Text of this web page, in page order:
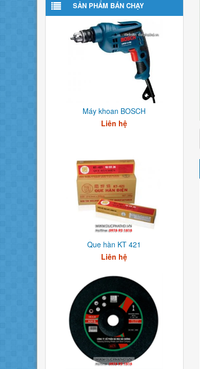
SẢN PHẨM BÁN CHẠY
Máy khoan BOSCH
Liên hệ
Que hàn KT 421
Liên hệ